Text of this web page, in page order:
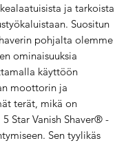
ja tarkoista
Suositun
pohjalta olemme
ominaisuuksia
käyttöön
moottorin ja
terät, mikä on
Star Vanish Shaver® -
Sen tyylikäs